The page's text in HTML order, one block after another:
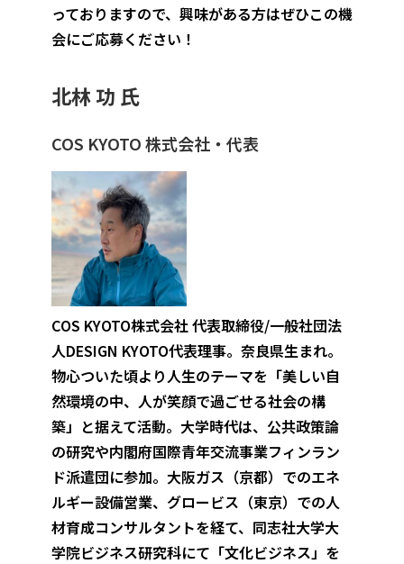
っておりますので、興味がある方はぜひこの機
会にご応募ください！
北林 功 氏
COS KYOTO 株式会社・代表
COS KYOTO株式会社 代表取締役/一般社団法
人DESIGN KYOTO代表理事。奈良県生まれ。
物心ついた頃より人生のテーマを「美しい自
然環境の中、人が笑顔で過ごせる社会の構
築」と据えて活動。大学時代は、公共政策論
の研究や内閣府国際青年交流事業フィンラン
ド派遣団に参加。大阪ガス（京都）でのエネ
ルギー設備営業、グロービス（東京）での人
材育成コンサルタントを経て、同志社大学大
学院ビジネス研究科にて「文化ビジネス」を